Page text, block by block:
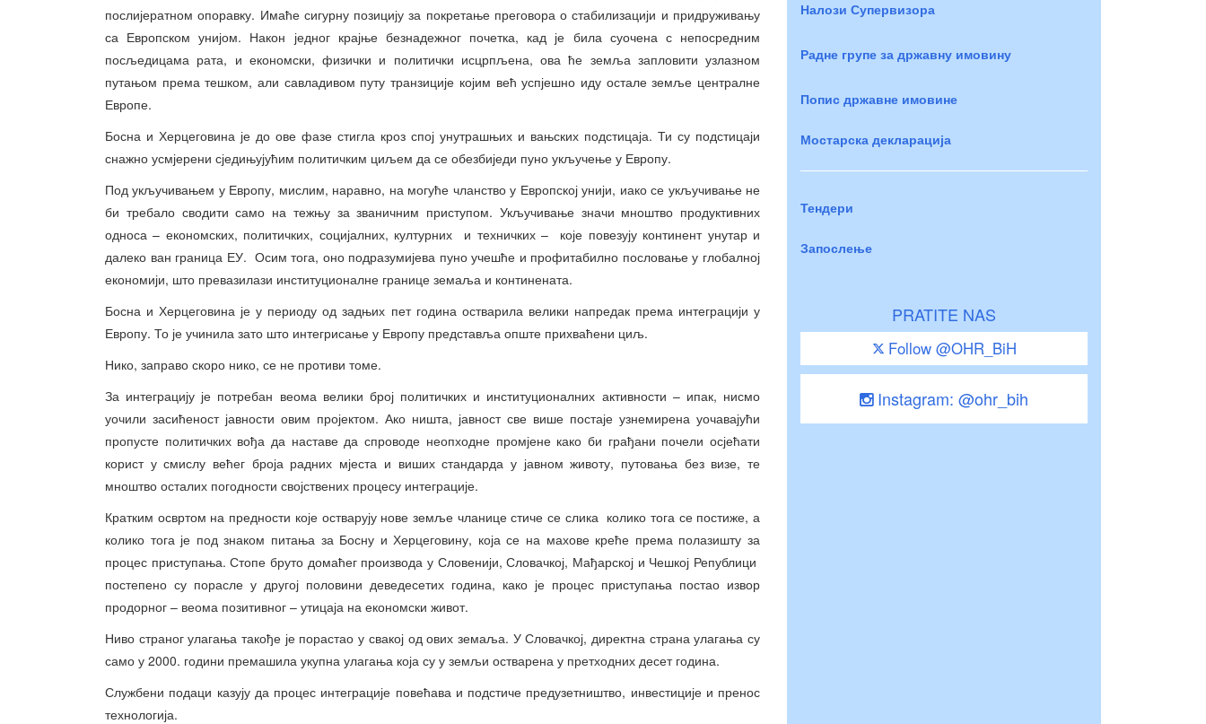
послијератном опоравку. Имаће сигурну позицију за покретање преговора о стабилизацији и придруживању
са Европском унијом. Након једног крајње безнадежног почетка, кад је била суочена с непосредним
посљедицама рата, и економски, физички и политички исцрпљена, ова ће земља запловити узлазном
путањом према тешком, али савладивом путу транзиције којим већ успјешно иду остале земље централне
Европе.
Босна и Херцеговина је до ове фазе стигла кроз спој унутрашњих и вањских подстицаја. Ти су подстицаји
снажно усмјерени сједињујућим политичким циљем да се обезбиједи пуно укључење у Европу.
Под укључивањем у Европу, мислим, наравно, на могуће чланство у Европској унији, иако се укључивање не
би требало сводити само на тежњу за званичним приступом. Укључивање значи мноштво продуктивних
односа – економских, политичких, социјалних, културних и техничких – које повезују континент унутар и
далеко ван граница ЕУ. Осим тога, оно подразумијева пуно учешће и профитабилно пословање у глобалној
економији, што превазилази институционалне границе земаља и континената.
Босна и Херцеговина је у периоду од задњих пет година остварила велики напредак према интеграцији у
Европу. То је учинила зато што интегрисање у Европу представља опште прихваћени циљ.
Нико, заправо скоро нико, се не противи томе.
За интеграцију је потребан веома велики број политичких и институционалних активности – ипак, нисмо
уочили засићеност јавности овим пројектом. Ако ништа, јавност све више постаје узнемирена уочавајући
пропусте политичких вођа да наставе да спроводе неопходне промјене како би грађани почели осјећати
корист у смислу већег броја радних мјеста и виших стандарда у јавном животу, путовања без визе, те
мноштво осталих погодности својствених процесу интеграције.
Кратким освртом на предности које остварују нове земље чланице стиче се слика колико тога се постиже, а
колико тога је под знаком питања за Босну и Херцеговину, која се на махове креће према полазишту за
процес приступања. Стопе бруто домаћег производа у Словенији, Словачкој, Мађарској и Чешкој Републици
постепено су порасле у другој половини деведесетих година, како је процес приступања постао извор
продорног – веома позитивног – утицаја на економски живот.
Ниво страног улагања такође је порастао у свакој од ових земаља. У Словачкој, директна страна улагања су
само у 2000. години премашила укупна улагања која су у земљи остварена у претходних десет година.
Службени подаци казују да процес интеграције повећава и подстиче предузетништво, инвестиције и пренос
технологија.
Налози Супервизора
Радне групе за државну имовину
Попис државне имовине
Мостарска декларација
Тендери
Запослење
PRATITE NAS
Follow @OHR_BiH
Instagram: @ohr_bih